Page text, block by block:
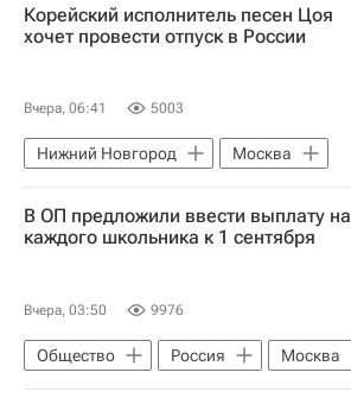
Корейский исполнитель песен Цоя
хочет провести отпуск в России
Вчера, 06:41 5003
Нижний Новгород
Москва
Россия
Виктор Цой
В ОП предложили ввести выплату на
каждого школьника к 1 сентября
Вчера, 03:50 9976
Общество Россия
Москва
Алтайский край
Владислав Гриб